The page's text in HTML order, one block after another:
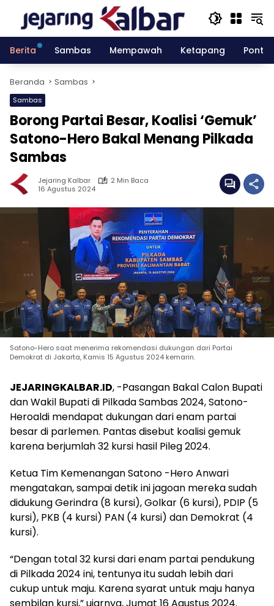
konten
Berita
Sambas Mempawah Ketapang
Beranda Sambas
Sambas
Borong Partai Besar, Koalisi ‘Gemuk’
Satono-Hero Bakal Menang Pilkada
Sambas
Jejaring Kalbar
2 Min Baca
16 Agustus 2024
Satono-Hero saat menerima rekomendasi dukungan dari Partai
Demokrat di Jakarta, Kamis 15 Agustus 2024 kemarin.
JEJARINGKALBAR.ID, -Pasangan Bakal Calon Bupati
dan Wakil Bupati di Pilkada Sambas 2024, Satono-
Heroaldi mendapat dukungan dari enam partai
besar di parlemen. Pantas disebut koalisi gemuk
karena berjumlah 32 kursi hasil Pileg 2024.
Ketua Tim Kemenangan Satono -Hero Anwari
mengatakan, sampai detik ini jagoan mereka sudah
didukung Gerindra (8 kursi), Golkar (6 kursi), PDIP (5
kursi), PKB (4 kursi) PAN (4 kursi) dan Demokrat (4
kursi).
“Dengan total 32 kursi dari enam partai pendukung
di Pilkada 2024 ini, tentunya itu sudah lebih dari
cukup untuk maju. Karena syarat untuk maju hanya